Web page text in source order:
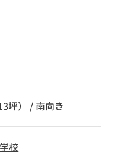
坪） / 南向き
校